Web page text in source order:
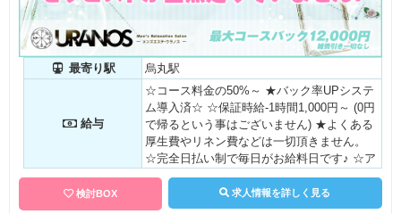
最寄り駅 烏丸駅
給与
☆コース料金の50%～ ★バック率UPシステ
ム導入済☆ ☆保証時給-1時間1,000円～ (0円
で帰るという事はございません) ★よくある
厚生費やリネン費などは一切頂きません。
☆完全日払い制で毎日がお給料日です♪ ☆ア
ロマエステコース☆ 100分コース 7,000円～
130分コース 8,500円～ 150分コース 10,000
円～ 180分コース 12,000円～ 指名1,000～2,
検討BOX 求人情報を詳しく見る